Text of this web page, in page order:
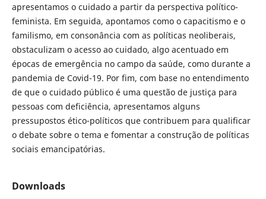
apresentamos o cuidado a partir da perspectiva político-
feminista. Em seguida, apontamos como o capacitismo e o
familismo, em consonância com as políticas neoliberais,
obstaculizam o acesso ao cuidado, algo acentuado em
épocas de emergência no campo da saúde, como durante a
pandemia de Covid-19. Por fim, com base no entendimento
de que o cuidado público é uma questão de justiça para
pessoas com deficiência, apresentamos alguns
pressupostos ético-políticos que contribuem para qualificar
o debate sobre o tema e fomentar a construção de políticas
sociais emancipatórias.
Downloads